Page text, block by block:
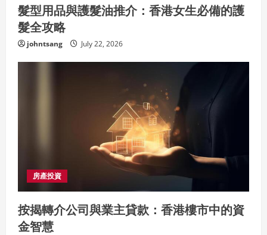
髮型用品與護髮油推介：香港女生必備的護
髮全攻略
johntsang July 22, 2026
房產投資
按揭轉介公司與業主貸款：香港樓市中的資
金智慧